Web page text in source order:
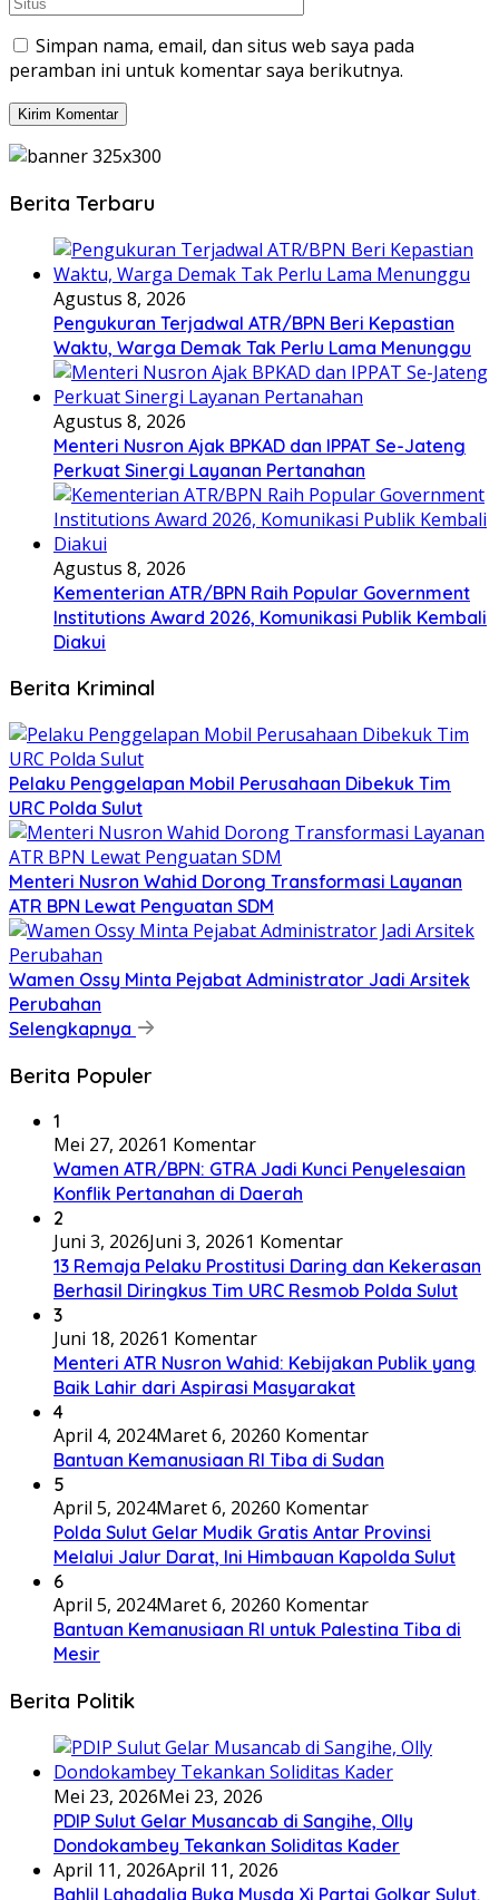
Simpan nama, email, dan situs web saya pada
peramban ini untuk komentar saya berikutnya.
Berita Terbaru
Agustus 8, 2026
Pengukuran Terjadwal ATR/BPN Beri Kepastian
Waktu, Warga Demak Tak Perlu Lama Menunggu
Agustus 8, 2026
Menteri Nusron Ajak BPKAD dan IPPAT Se-Jateng
Perkuat Sinergi Layanan Pertanahan
Agustus 8, 2026
Kementerian ATR/BPN Raih Popular Government
Institutions Award 2026, Komunikasi Publik Kembali
Diakui
Berita Kriminal
​Pelaku Penggelapan Mobil Perusahaan Dibekuk Tim
URC Polda Sulut
​Menteri Nusron Wahid Dorong Transformasi Layanan
ATR BPN Lewat Penguatan SDM
Wamen Ossy Minta Pejabat Administrator Jadi Arsitek
Perubahan
Selengkapnya
Berita Populer
1
Mei 27, 20261 Komentar
Wamen ATR/BPN: GTRA Jadi Kunci Penyelesaian
Konflik Pertanahan di Daerah
2
Juni 3, 2026Juni 3, 20261 Komentar
13 Remaja Pelaku Prostitusi Daring dan Kekerasan
Berhasil Diringkus Tim URC Resmob Polda Sulut
3
Juni 18, 20261 Komentar
Menteri ATR Nusron Wahid: Kebijakan Publik yang
Baik Lahir dari Aspirasi Masyarakat
4
April 4, 2024Maret 6, 20260 Komentar
Bantuan Kemanusiaan RI Tiba di Sudan
5
April 5, 2024Maret 6, 20260 Komentar
Polda Sulut Gelar Mudik Gratis Antar Provinsi
Melalui Jalur Darat, Ini Himbauan Kapolda Sulut
6
April 5, 2024Maret 6, 20260 Komentar
Bantuan Kemanusiaan RI untuk Palestina Tiba di
Mesir
Berita Politik
Mei 23, 2026Mei 23, 2026
PDIP Sulut Gelar Musancab di Sangihe, Olly
Dondokambey Tekankan Soliditas Kader
April 11, 2026April 11, 2026
Bahlil Lahadalia Buka Musda Xi Partai Golkar Sulut,